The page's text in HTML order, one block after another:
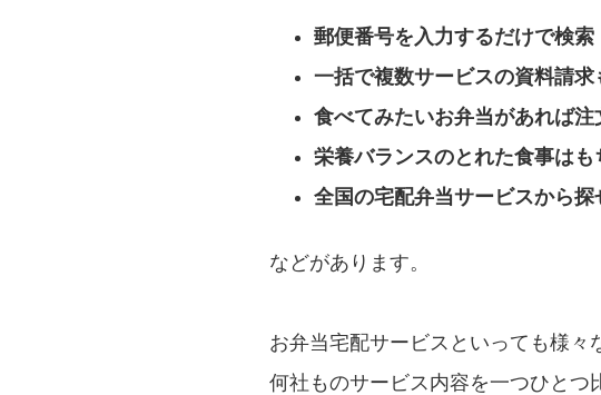
郵便番号を入力するだけで検索
一括で複数サービスの資料請求
食べてみたいお弁当があれば注
栄養バランスのとれた食事は
全国の宅配弁当サービスから探
などがあります。
お弁当宅配サービスといっても様々
何社ものサービス内容を一つひとつ